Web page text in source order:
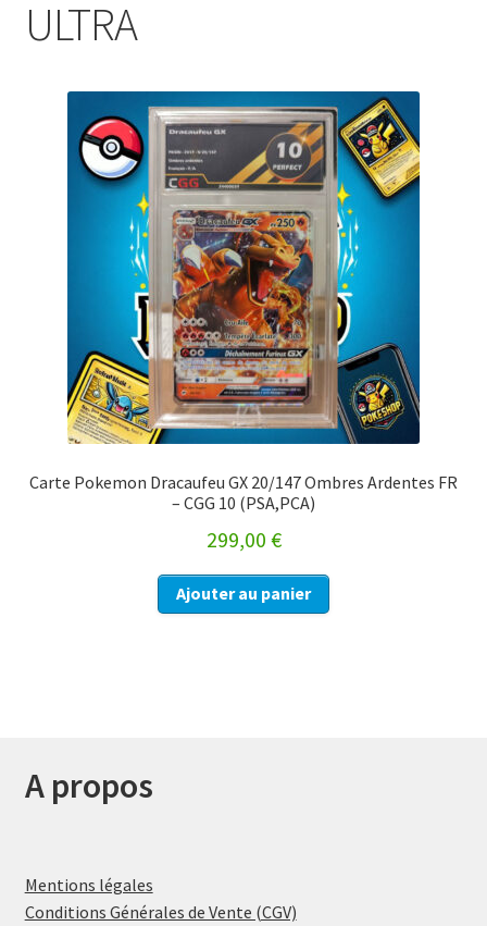
ULTRA
Carte Pokemon Dracaufeu GX 20/147 Ombres Ardentes FR
– CGG 10 (PSA,PCA)
299,00 €
Ajouter au panier
A propos
Mentions légales
Conditions Générales de Vente (CGV)